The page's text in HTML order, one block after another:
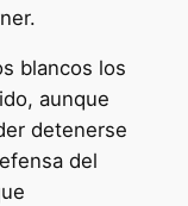
blancos los
aunque
detenerse
del